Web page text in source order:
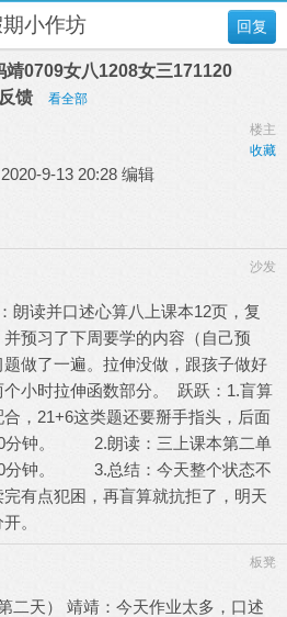
回复
小作坊
靖0709女八1208女三171120
馈
看全部
楼主
收藏
9-13 20:28 编辑
沙发
朗读并口述心算八上课本12页，复
预习了下周要学的内容（自己预
做了一遍。拉伸没做，跟孩子做好
小时拉伸函数部分。 跃跃：1.盲算
，21+6这类题还要掰手指头，后面
分钟。 2.朗读：三上课本第二单
分钟。 3.总结：今天整个状态不
有点犯困，再盲算就抗拒了，明天
。
板凳
二天） 靖靖：今天作业太多，口述